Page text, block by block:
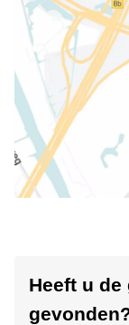
Heeft u